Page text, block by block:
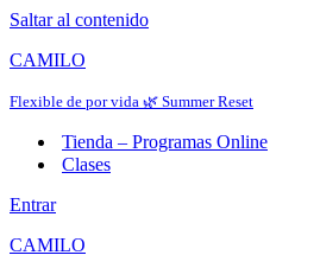
Saltar al contenido
CAMILO
Flexible de por vida 🌿 Summer Reset
Tienda – Programas Online
Clases
Entrar
CAMILO